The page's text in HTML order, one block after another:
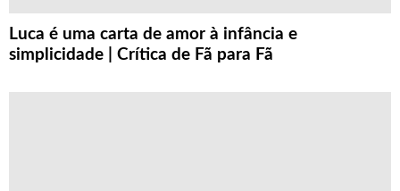
Luca é uma carta de amor à infância e
simplicidade | Crítica de Fã para Fã